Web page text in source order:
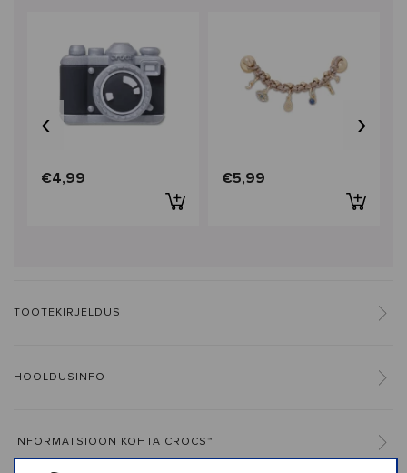
€4,99 €5,99
‹ ›
TOOTEKIRJELDUS
HOOLDUSINFO
INFORMATSIOON KOHTA CROCS™